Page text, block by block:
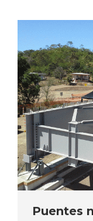
Puentes